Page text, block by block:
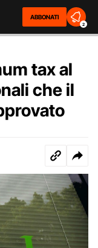
ABBONATI
2
tax al
che il